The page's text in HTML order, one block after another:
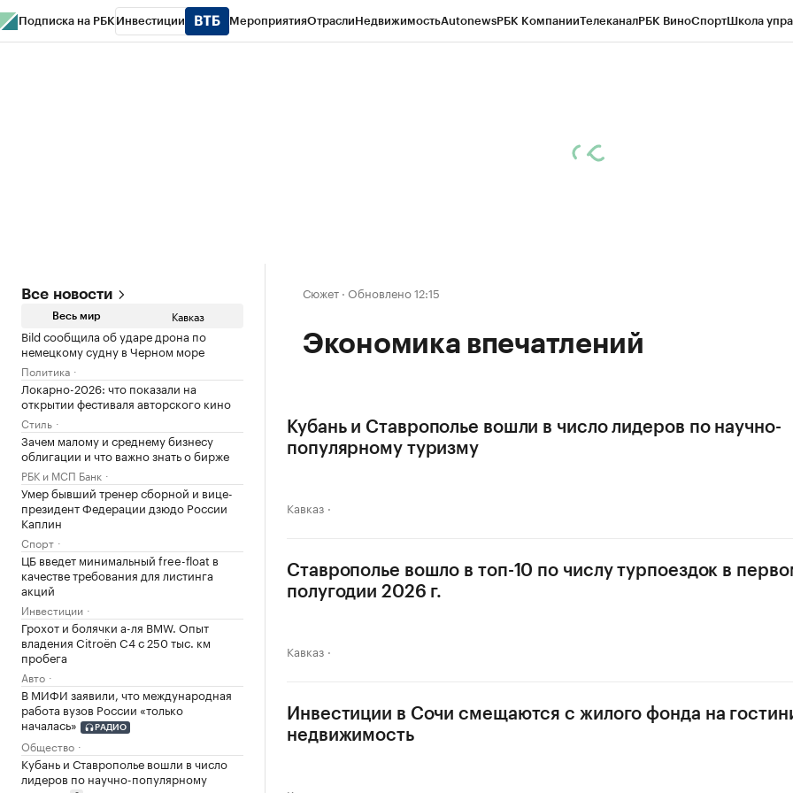
Подписка на РБК Инвестиции МероприятияОтраслиНедвижимостьAutonewsРБК КомпанииТелеканалРБК ВиноСпортШкола
Все новости
Весь мир Кавказ
Bild сообщила об ударе дрона по
немецкому судну в Черном море
Политика
Локарно-2026: что показали на
открытии фестиваля авторского кино
Стиль
Зачем малому и среднему бизнесу
облигации и что важно знать о бирже
РБК и МСП Банк
Умер бывший тренер сборной и вице-
президент Федерации дзюдо России
Каплин
Спорт
ЦБ введет минимальный free-float в
качестве требования для листинга
акций
Инвестиции
Грохот и болячки а-ля BMW. Опыт
владения Citroёn C4 с 250 тыс. км
пробега
Авто
В МИФИ заявили, что международная
работа вузов России «только
началась»
РАДИО
Общество
Кубань и Ставрополье вошли в число
лидеров по научно-популярному
Сюжет · Обновлено 12:15
Экономика впечатлений
Кубань и Ставрополье вошли в число лидеров по научно-
популярному туризму
Кавказ
Ставрополье вошло в топ-10 по числу турпоездок в
полугодии 2026 г.
Кавказ
Инвестиции в Сочи смещаются с жилого фонда на
недвижимость